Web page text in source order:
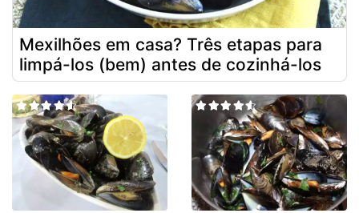
Mexilhões em casa? Três etapas para
limpá-los (bem) antes de cozinhá-los